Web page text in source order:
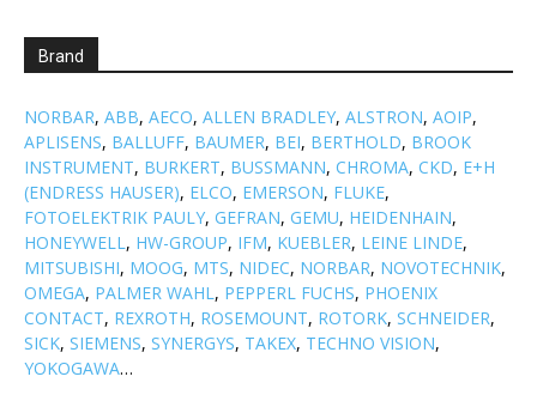
Brand
NORBAR, ABB, AECO, ALLEN BRADLEY, ALSTRON, AOIP,
APLISENS, BALLUFF, BAUMER, BEI, BERTHOLD, BROOK
INSTRUMENT, BURKERT, BUSSMANN, CHROMA, CKD, E+H
(ENDRESS HAUSER), ELCO, EMERSON, FLUKE,
FOTOELEKTRIK PAULY, GEFRAN, GEMU, HEIDENHAIN,
HONEYWELL, HW-GROUP, IFM, KUEBLER, LEINE LINDE,
MITSUBISHI, MOOG, MTS, NIDEC, NORBAR, NOVOTECHNIK,
OMEGA, PALMER WAHL, PEPPERL FUCHS, PHOENIX
CONTACT, REXROTH, ROSEMOUNT, ROTORK, SCHNEIDER,
SICK, SIEMENS, SYNERGYS, TAKEX, TECHNO VISION,
YOKOGAWA…